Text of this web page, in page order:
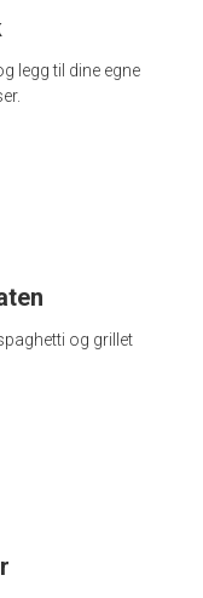
legg til dine egne
og grillet